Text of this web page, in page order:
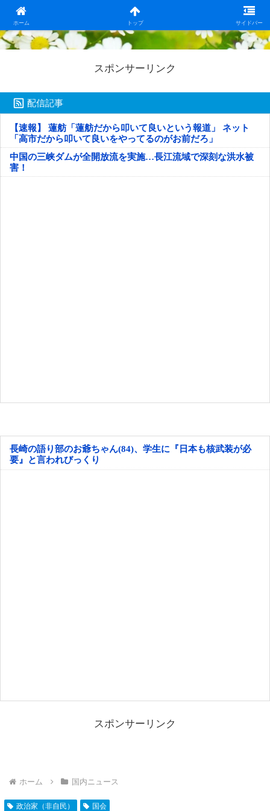
ホーム トップ サイドバー
日本第一！ニュース録
スポンサーリンク
配信記事
【速報】 蓮舫「蓮舫だから叩いて良いという報道」 ネット
「高市だから叩いて良いをやってるのがお前だろ」
中国の三峡ダムが全開放流を実施…長江流域で深刻な洪水被
害！
長崎の語り部のお爺ちゃん(84)、学生に『日本も核武装が必
要』と言われびっくり
スポンサーリンク
ホーム 国内ニュース
政治家（非自民） 国会